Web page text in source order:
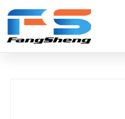
> Produits